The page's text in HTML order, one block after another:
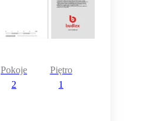
Pokoje
2
Piętro
1